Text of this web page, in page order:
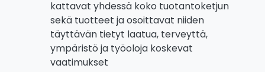
kattavat yhdessä koko tuotantoketjun
sekä tuotteet ja osoittavat niiden
täyttävän tietyt laatua, terveyttä,
ympäristö ja työoloja koskevat
vaatimukset